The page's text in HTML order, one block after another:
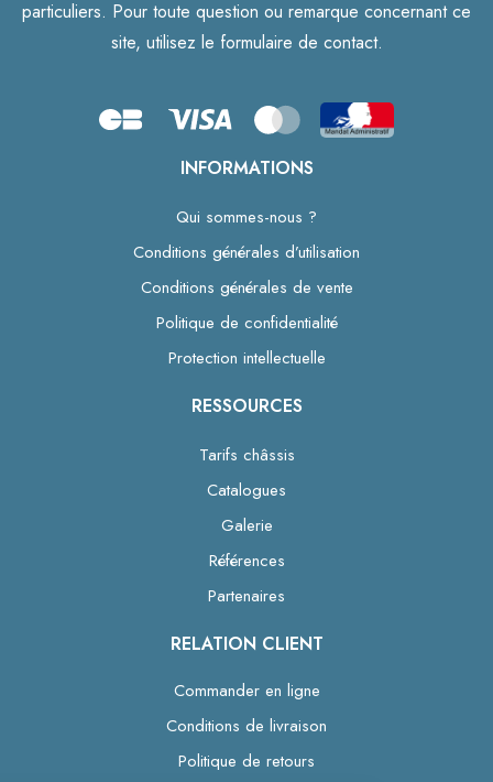
particuliers. Pour toute question ou remarque concernant ce
site, utilisez le formulaire de contact.
INFORMATIONS
Qui sommes-nous ?
Conditions générales d’utilisation
Conditions générales de vente
Politique de confidentialité
Protection intellectuelle
RESSOURCES
Tarifs châssis
Catalogues
Galerie
Références
Partenaires
RELATION CLIENT
Commander en ligne
Conditions de livraison
Politique de retours